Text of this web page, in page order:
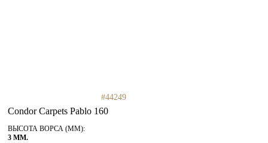
#44249
Condor Carpets Pablo 160
ВЫСОТА ВОРСА (ММ):
3 ММ.